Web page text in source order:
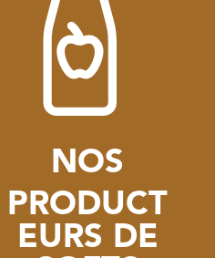
NOS
PRODUCT
EURS DE